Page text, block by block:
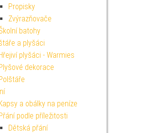
Propisky
Zvýrazňovače
batohy
a plyšáci
plyšáci - Warmies
dekorace
a obálky na peníze
podle příležitosti
Dětská přání